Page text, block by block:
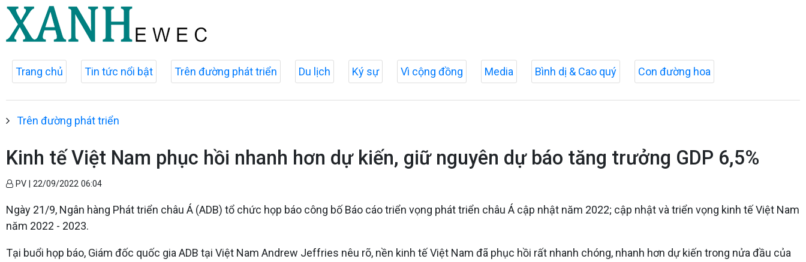
Trang chủ Tin tức nổi bật Trên đường phát triển Du lịch Ký sự Vì cộng đồng Media Bình dị & Cao quý Con đường hoa
Trên đường phát triển
Kinh tế Việt Nam phục hồi nhanh hơn dự kiến, giữ nguyên dự báo tăng trưởng GDP 6,5%
PV | 22/09/2022 06:04
Ngày 21/9, Ngân hàng Phát triển châu Á (ADB) tổ chức họp báo công bố Báo cáo triển vọng phát triển châu Á cập nhật năm 2022; cập nhật và triển vọng kinh tế Việt Nam
năm 2022 - 2023.
Tại buổi họp báo, Giám đốc quốc gia ADB tại Việt Nam Andrew Jeffries nêu rõ, nền kinh tế Việt Nam đã phục hồi rất nhanh chóng, nhanh hơn dự kiến trong nửa đầu của